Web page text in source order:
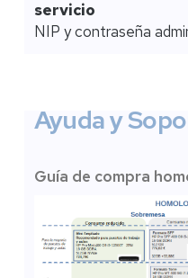
servicio
NIP y contraseña
Ayuda y
Guía de compra